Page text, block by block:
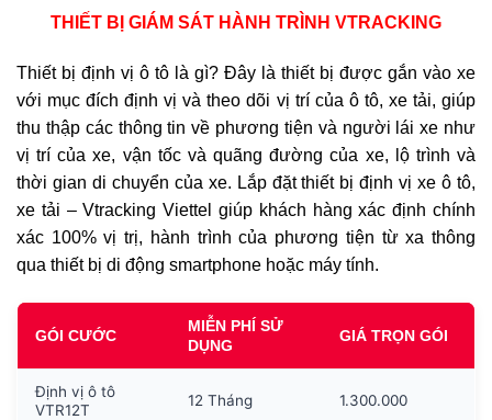
THIẾT BỊ GIÁM SÁT HÀNH TRÌNH VTRACKING
Thiết bị định vị ô tô là gì? Đây là thiết bị được gắn vào xe
với mục đích định vị và theo dõi vị trí của ô tô, xe tải, giúp
thu thập các thông tin về phương tiện và người lái xe như
vị trí của xe, vận tốc và quãng đường của xe, lộ trình và
thời gian di chuyển của xe. Lắp đặt thiết bị định vị xe ô tô,
xe tải – Vtracking Viettel giúp khách hàng xác định chính
xác 100% vị trị, hành trình của phương tiện từ xa thông
qua thiết bị di động smartphone hoặc máy tính.
GÓI CƯỚC
MIỄN PHÍ SỬ
DỤNG
GIÁ TRỌN GÓI
Định vị ô tô
VTR12T
12 Tháng 1.300.000